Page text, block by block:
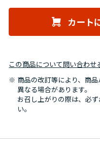
カート
この商品について問い合わせ
商品の改訂等により、商
異なる場合があります。
お召し上がりの際は、必
い。